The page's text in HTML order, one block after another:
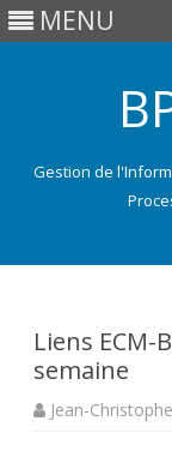
MENU
Gestion de
Liens ECM-
semaine
Jean-Christophe